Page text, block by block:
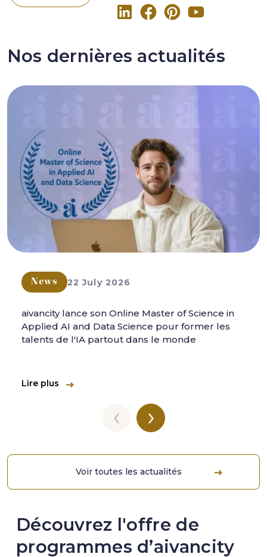
Nos dernières actualités
News 22 July 2026
aivancity lance son Online Master of Science in
Applied AI and Data Science pour former les
talents de l'IA partout dans le monde
Lire plus
‹ ›
Voir toutes les actualités
Découvrez l'offre de
programmes d’aivancity